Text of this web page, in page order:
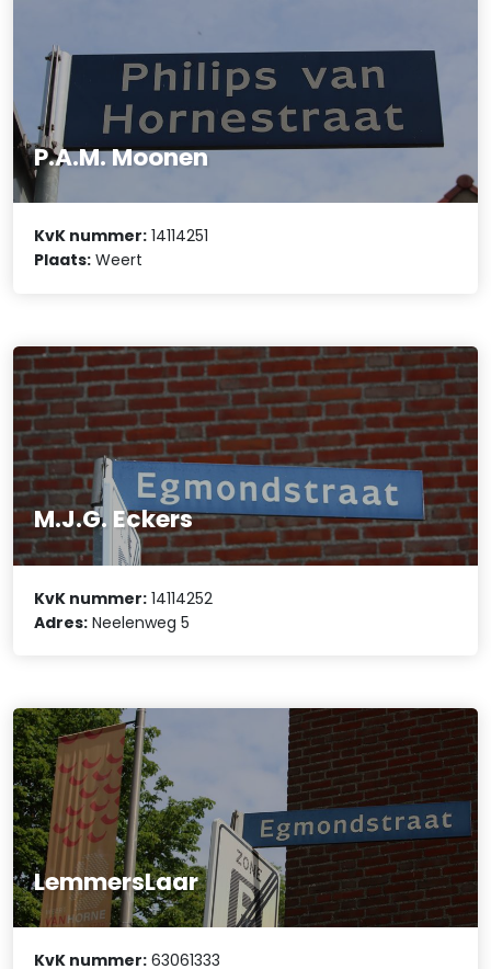
P.A.M. Moonen
KvK nummer: 14114251
Plaats: Weert
M.J.G. Eckers
KvK nummer: 14114252
Adres: Neelenweg 5
LemmersLaar
KvK nummer: 63061333